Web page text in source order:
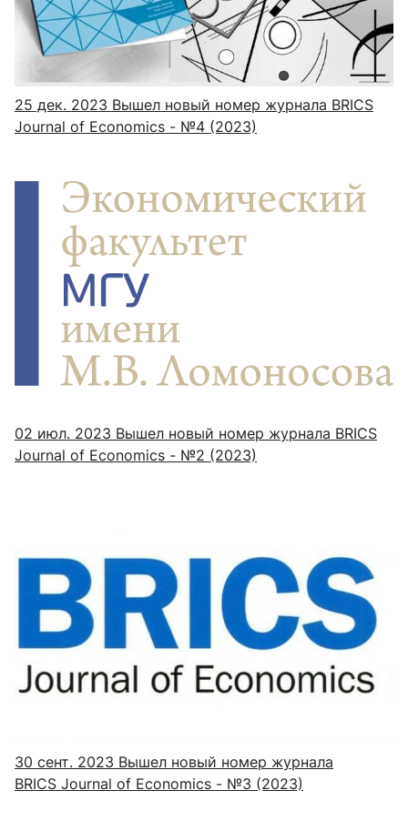
25 дек. 2023 Вышел новый номер журнала BRICS
Journal of Economics - №4 (2023)
02 июл. 2023 Вышел новый номер журнала BRICS
Journal of Economics - №2 (2023)
30 сент. 2023 Вышел новый номер журнала
BRICS Journal of Economics - №3 (2023)